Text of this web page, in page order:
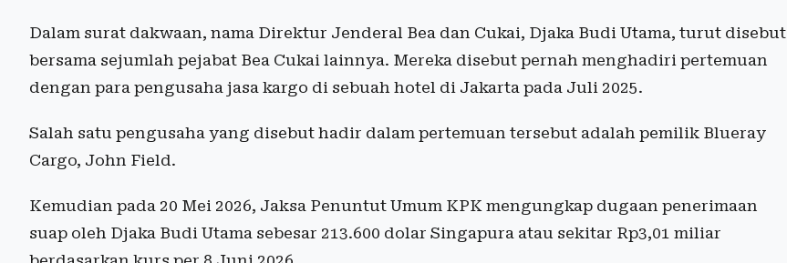
Dalam surat dakwaan, nama Direktur Jenderal Bea dan Cukai, Djaka Budi Utama, turut disebut
bersama sejumlah pejabat Bea Cukai lainnya. Mereka disebut pernah menghadiri pertemuan
dengan para pengusaha jasa kargo di sebuah hotel di Jakarta pada Juli 2025.
Salah satu pengusaha yang disebut hadir dalam pertemuan tersebut adalah pemilik Blueray
Cargo, John Field.
Kemudian pada 20 Mei 2026, Jaksa Penuntut Umum KPK mengungkap dugaan penerimaan
suap oleh Djaka Budi Utama sebesar 213.600 dolar Singapura atau sekitar Rp3,01 miliar